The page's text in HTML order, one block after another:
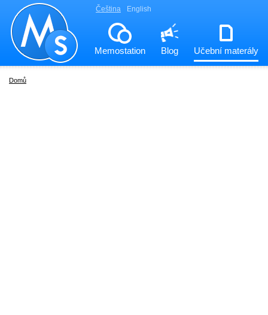
Čeština English
Memostation Blog Učební materály
Domů